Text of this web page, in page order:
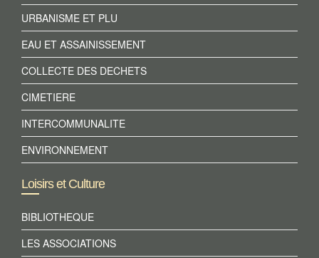
URBANISME ET PLU
EAU ET ASSAINISSEMENT
COLLECTE DES DECHETS
CIMETIERE
INTERCOMMUNALITE
ENVIRONNEMENT
Loisirs et Culture
BIBLIOTHEQUE
LES ASSOCIATIONS